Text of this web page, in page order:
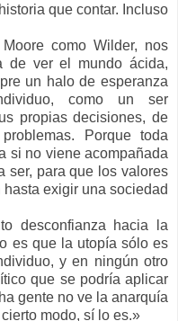
que contar. Incluso
como Wilder, nos
de ver el mundo ácida,
un halo de esperanza
como un ser
propias decisiones, de
Porque toda
si no viene acompañada
ser, para que los valores
exigir una sociedad
desconfianza hacia la
es que la utopía sólo es
y en ningún otro
que se podría aplicar
gente no ve la anarquía
modo, sí lo es.»